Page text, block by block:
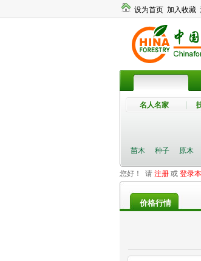
设为首页 加入收藏
名人名家
苗木 种子 原木
您好！ 请 注册 或 登录
价格行情